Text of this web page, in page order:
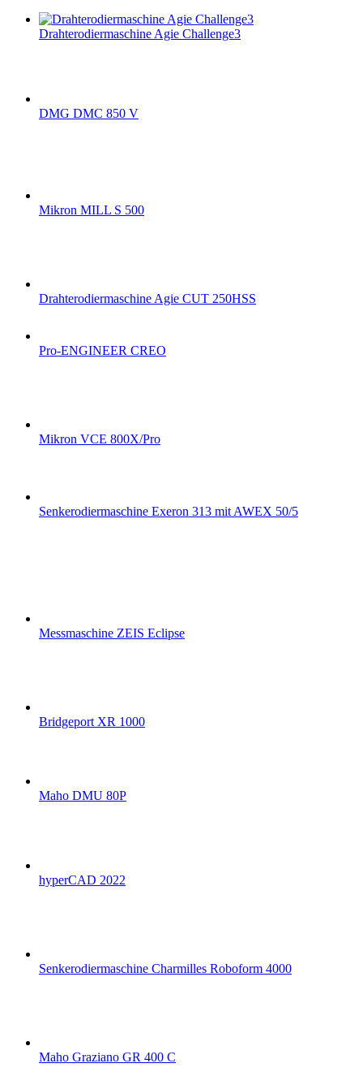
Drahterodiermaschine Agie Challenge3
DMG DMC 850 V
Mikron MILL S 500
Drahterodiermaschine Agie CUT 250HSS
Pro-ENGINEER CREO
Mikron VCE 800X/Pro
Senkerodiermaschine Exeron 313 mit AWEX 50/5
Messmaschine ZEIS Eclipse
Bridgeport XR 1000
Maho DMU 80P
hyperCAD 2022
Senkerodiermaschine Charmilles Roboform 4000
Maho Graziano GR 400 C